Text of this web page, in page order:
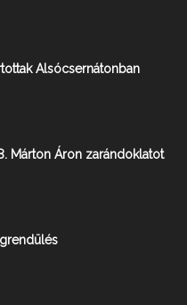
Alsócsernátonban
Márton Áron zarándoklatot